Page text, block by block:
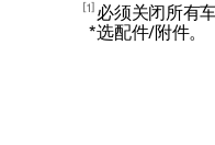
1
必须关闭所有
*选配件/附件。